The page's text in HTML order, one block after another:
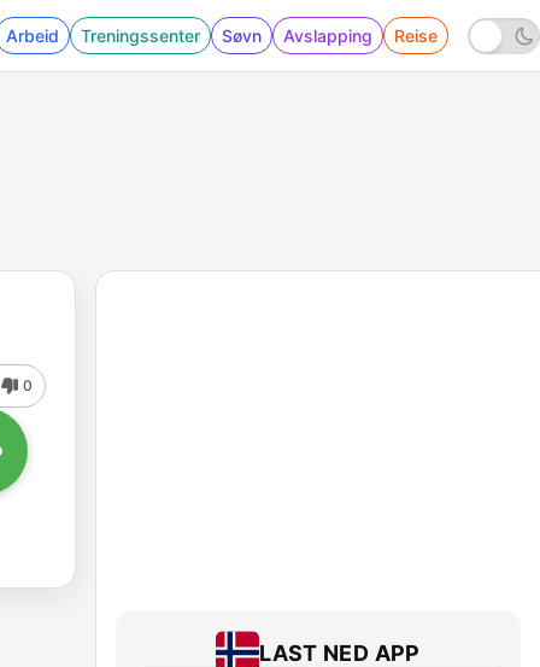
Arbeid Treningssenter Søvn Avslapping Reise
0
LAST NED APP